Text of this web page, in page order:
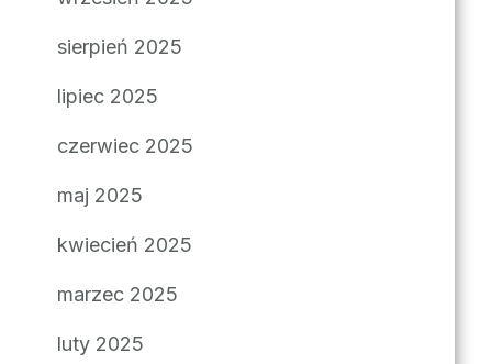
sierpień 2025
lipiec 2025
czerwiec 2025
maj 2025
kwiecień 2025
marzec 2025
luty 2025